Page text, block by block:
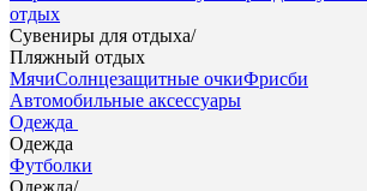
отдых
Сувениры для отдыха/
Пляжный отдых
МячиСолнцезащитные очкиФрисби
Автомобильные аксессуары
Одежда
Одежда
Футболки
Одежда/